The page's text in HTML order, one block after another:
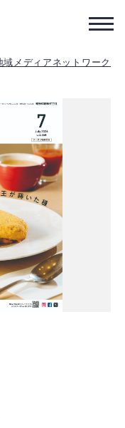
域メディアネットワーク